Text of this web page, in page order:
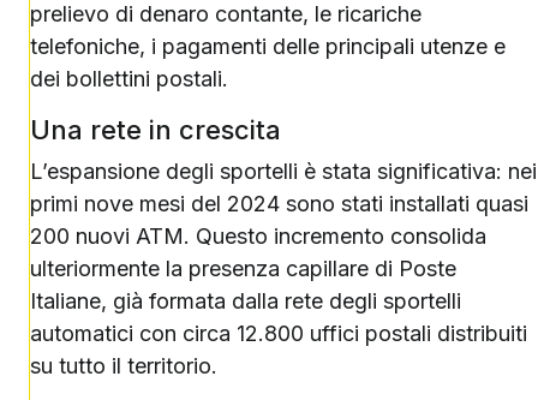
prelievo di denaro contante, le ricariche
telefoniche, i pagamenti delle principali utenze e
dei bollettini postali.
Una rete in crescita
L’espansione degli sportelli è stata significativa: nei
primi nove mesi del 2024 sono stati installati quasi
200 nuovi ATM. Questo incremento consolida
ulteriormente la presenza capillare di Poste
Italiane, già formata dalla rete degli sportelli
automatici con circa 12.800 uffici postali distribuiti
su tutto il territorio.